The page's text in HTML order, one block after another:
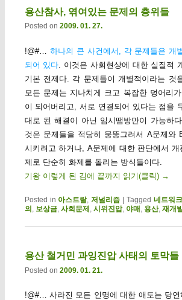
용산참사, 엮여있는 문제의 층위들
Posted on 2009. 01. 27.
!@#… 하나의 큰 사건에서, 각 문제들은 개
되어 있다 . 이것은 사회현상에 대한 실질적
기본 전제다. 각 문제들이 개별적이라는 것
모든 문제는 지나치게 크고 복잡한 덩어리
이 되어버리고, 서로 연결되어 있다는 점을
대로 된 해결이 아닌 임시땜방만이 가능하
것은 문제들을 적당히 뭉뚱그려서 A문제와
시키려고 하거나, A문제에 대한 판단에서 개
제로 단순히 화제를 돌리는 방식들이다.
기왕 이렇게 된 김에 끝까지 읽기(클릭) →
Posted in 아스트랄,저널리즘 | Tagged 네트워크
의
보상금, 사회문제 시위진압, 야매 용산, 재개
용산 철거민 과잉진압 사태의 토막들
Posted on 2009. 01. 21.
!@#… 사라진 모든 인명에 대한 애도는 당